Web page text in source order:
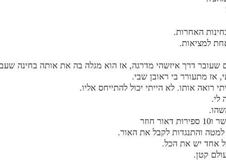
האחרות.
למציאות.
דרך איזשהי מדרגה, אז הוא מגלה בה את אותה בחינה
אז מתעורר בי ראובן שבי.
רואה אותו. לא הייתי יכול להתייחס אליו.
לי.
והתנגדות לקבל את האור.
אחד יש את הכל.
קטן.